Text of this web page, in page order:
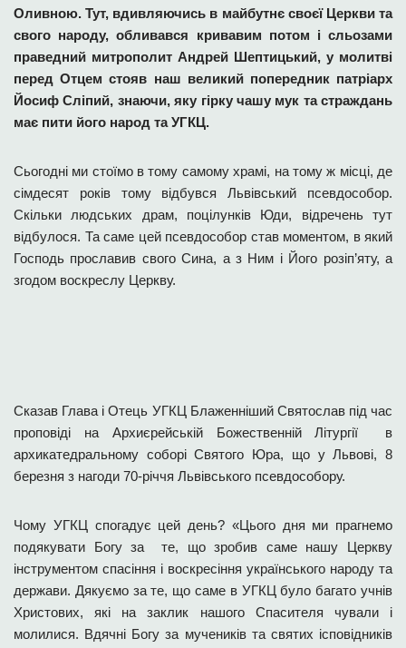
Оливною. Тут, вдивляючись в майбутнє своєї Церкви та
свого народу, обливався кривавим потом і сльозами
праведний митрополит Андрей Шептицький, у молитві
перед Отцем стояв наш великий попередник патріарх
Йосиф Сліпий, знаючи, яку гірку чашу мук та страждань
має пити його народ та УГКЦ.
Сьогодні ми стоїмо в тому самому храмі, на тому ж місці, де
сімдесят років тому відбувся Львівський псевдособор.
Скільки людських драм, поцілунків Юди, відречень тут
відбулося. Та саме цей псевдособор став моментом, в який
Господь прославив свого Сина, а з Ним і Його розіп’яту, а
згодом воскреслу Церкву.
Сказав Глава і Отець УГКЦ Блаженніший Святослав під час
проповіді на Архиєрейській Божественній Літургії в
архикатедральному соборі Святого Юра, що у Львові, 8
березня з нагоди 70-річчя Львівського псевдособору.
Чому УГКЦ спогадує цей день? «Цього дня ми прагнемо
подякувати Богу за те, що зробив саме нашу Церкву
інструментом спасіння і воскресіння українського народу та
держави. Дякуємо за те, що саме в УГКЦ було багато учнів
Христових, які на заклик нашого Спасителя чували і
молилися. Вдячні Богу за мучеників та святих ісповідників